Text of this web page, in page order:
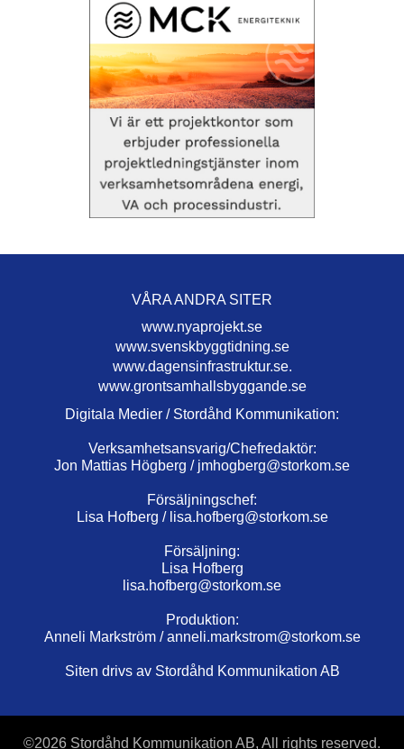
VÅRA ANDRA SITER
www.nyaprojekt.se
www.svenskbyggtidning.se
www.dagensinfrastruktur.se.
www.grontsamhallsbyggande.se
Digitala Medier / Stordåhd Kommunikation:
Verksamhetsansvarig/Chefredaktör:
Jon Mattias Högberg / jmhogberg@storkom.se
Försäljningschef:
Lisa Hofberg / lisa.hofberg@storkom.se
Försäljning:
Lisa Hofberg
lisa.hofberg@storkom.se
Produktion:
Anneli Markström /anneli.markstrom@storkom.se
Siten drivs av Stordåhd Kommunikation AB
©2026 Stordåhd Kommunikation AB, All rights reserved.